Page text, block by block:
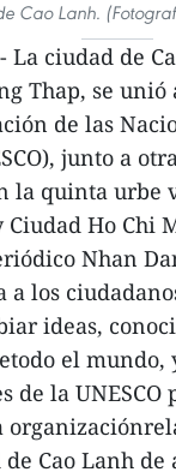
Cao Lanh.
La ciudad de
Thap, se unió
de las
junto a
la quinta
Ho Chi
Nhan
los
ideas,
el mundo,
de la
Cao Lanh